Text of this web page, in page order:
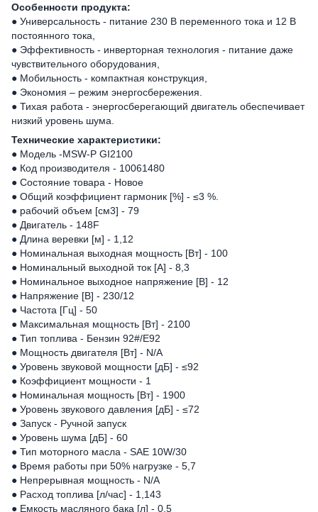
Особенности продукта:
● Универсальность - питание 230 В переменного тока и 12 В
постоянного тока,
● Эффективность - инверторная технология - питание даже
чувствительного оборудования,
● Мобильность - компактная конструкция,
● Экономия – режим энергосбережения.
● Тихая работа - энергосберегающий двигатель обеспечивает
низкий уровень шума.
Технические характеристики:
● Модель -MSW-P GI2100
● Код производителя - 10061480
● Состояние товара - Новое
● Общий коэффициент гармоник [%] - ≤3 %.
● рабочий объем [см3] - 79
● Двигатель - 148F
● Длина веревки [м] - 1,12
● Номинальная выходная мощность [Вт] - 100
● Номинальный выходной ток [А] - 8,3
● Номинальное выходное напряжение [В] - 12
● Напряжение [В] - 230/12
● Частота [Гц] - 50
● Максимальная мощность [Вт] - 2100
● Тип топлива - Бензин 92#/E92
● Мощность двигателя [Вт] - N/A
● Уровень звуковой мощности [дБ] - ≤92
● Коэффициент мощности - 1
● Номинальная мощность [Вт] - 1900
● Уровень звукового давления [дБ] - ≤72
● Запуск - Ручной запуск
● Уровень шума [дБ] - 60
● Тип моторного масла - SAE 10W/30
● Время работы при 50% нагрузке - 5,7
● Непрерывная мощность - N/A
● Расход топлива [л/час] - 1,143
● Емкость масляного бака [л] - 0,5